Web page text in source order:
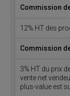
Commission
12% HT des
Commission
3% HT du prix
vente net
plus-value est